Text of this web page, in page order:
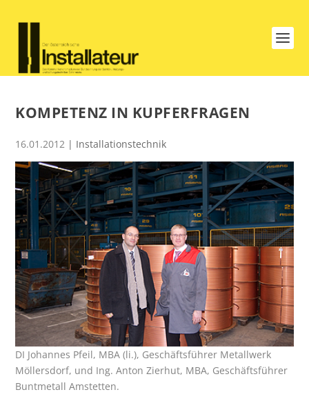
KOMPETENZ IN KUPFERFRAGEN
16.01.2012 | Installationstechnik
DI Johannes Pfeil, MBA (li.), Geschäftsführer Metallwerk
Möllersdorf, und Ing. Anton Zierhut, MBA, Geschäftsführer
Buntmetall Amstetten.